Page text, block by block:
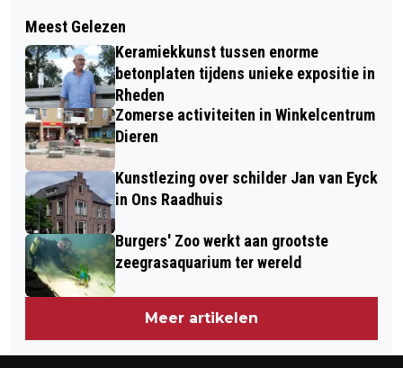
PRESENTATIE “FLORA IN HET URBANE
DISTRICT” IN DE TUIN VAN SJEF TE
VELP
GROTE OPKOMST BIJ
THEATERVOORSTELLING OVER
LAAGGELETTERDHEID
Meest Gelezen
Keramiekkunst tussen enorme
betonplaten tijdens unieke expositie in
Rheden
Zomerse activiteiten in Winkelcentrum
Dieren
Kunstlezing over schilder Jan van Eyck
in Ons Raadhuis
Burgers' Zoo werkt aan grootste
zeegrasaquarium ter wereld
Meer artikelen